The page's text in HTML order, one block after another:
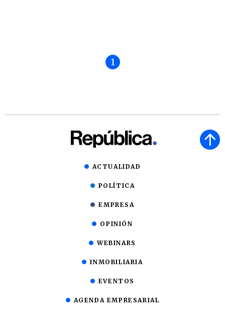
1
ACTUALIDAD
POLÍTICA
EMPRESA
OPINIÓN
WEBINARS
INMOBILIARIA
EVENTOS
AGENDA EMPRESARIAL